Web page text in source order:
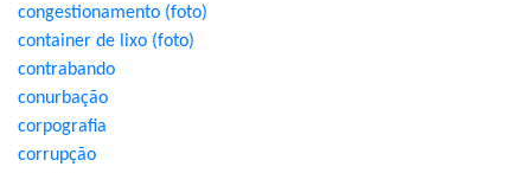
congestionamento (foto)
container de lixo (foto)
contrabando
conurbação
corpografia
corrupção